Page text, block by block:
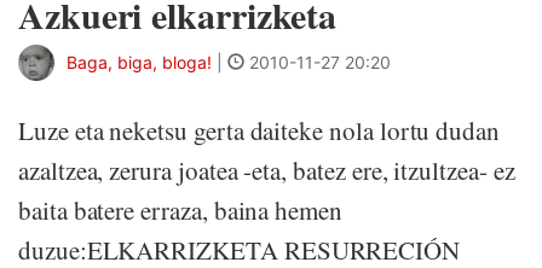
Azkueri elkarrizketa
Baga, biga, bloga! 2010-11-27 20:20
Luze eta neketsu gerta daiteke nola lortu dudan
azaltzea, zerura joatea -eta, batez ere, itzultzea- ez
baita batere erraza, baina hemen
duzue:ELKARRIZKETA RESURRECIÓN